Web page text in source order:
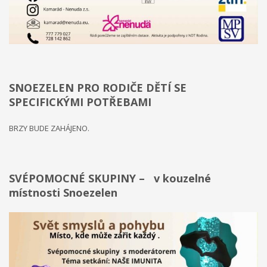
se o své zkušenosti, jak s ostatními účastníky, tak s osobami s
rozhodovací pravomocí. Účastníci se sejdou v třikrát během
víkendu a třikrát v odpoledních hodinách. Projekt bude uzavřen
Everybody is unique
osobnosti mládeže, diagnostiky a poté jejich vlastní motivaci k
projektu je realizován školící kurz pro pracovníky s mládeží z
partnerských zemí: Řecko, Kypr, Itálie, Litva a hostitelská země
ČR. Kurz proběhne v listopadu 2016 ve Zlíně v ČR, v organizaci
RC Kamarád-Nenuda. Pracovníci se budou rozvíjet v oblastech:
psychologie osobnosti, interkulturní sdílení, Snoezelen v praxi,
koučing, motivace a aktivizace, individuální rozvoj jedince.
Výstupem projektu je metodika.
SNOEZELEN PRO RODIČE DĚTÍ SE
SPECIFICKÝMI POTŘEBAMI
BRZY BUDE ZAHÁJENO.
SVÉPOMOCNÉ SKUPINY – v kouzelné
místnosti Snoezelen